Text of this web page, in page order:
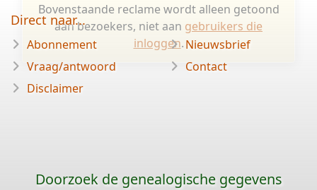
Bovenstaande reclame wordt alleen getoond
aan bezoekers, niet aan gebruikers die
inloggen.
Direct naar...
Abonnement
Vraag/antwoord
Disclaimer
Nieuwsbrief
Contact
Doorzoek de genealogische gegevens